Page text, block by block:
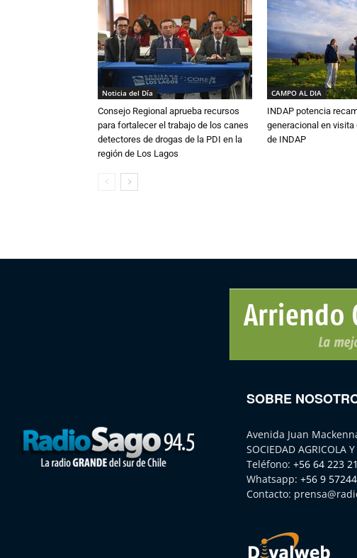
Noticia del Día
Consejo Regional aprueba recursos
para fortalecer el trabajo de los canes
detectores de drogas de la PDI en la
región de Los Lagos
CAMPO AL DIA
INDAP potencia
generacional en visita
de INDAP
SOBRE
Avenida Juan
SOCIEDAD AGRICOLA
Teléfono: +56 64 223
Whatsapp: +56 9
Contacto: